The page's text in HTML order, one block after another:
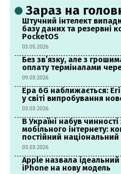
Зараз на
Штучний інтелект
базу даних та резервні
PocketOS
03.05.2026
Без зв’язку, але з
оплату терміналами
09.03.2026
Ера 6G наближається:
у світі випробування
03.03.2026
В Україні набув
мобільного інтернету:
постійний національний
03.03.2026
Apple назвала
iPhone на нову модель